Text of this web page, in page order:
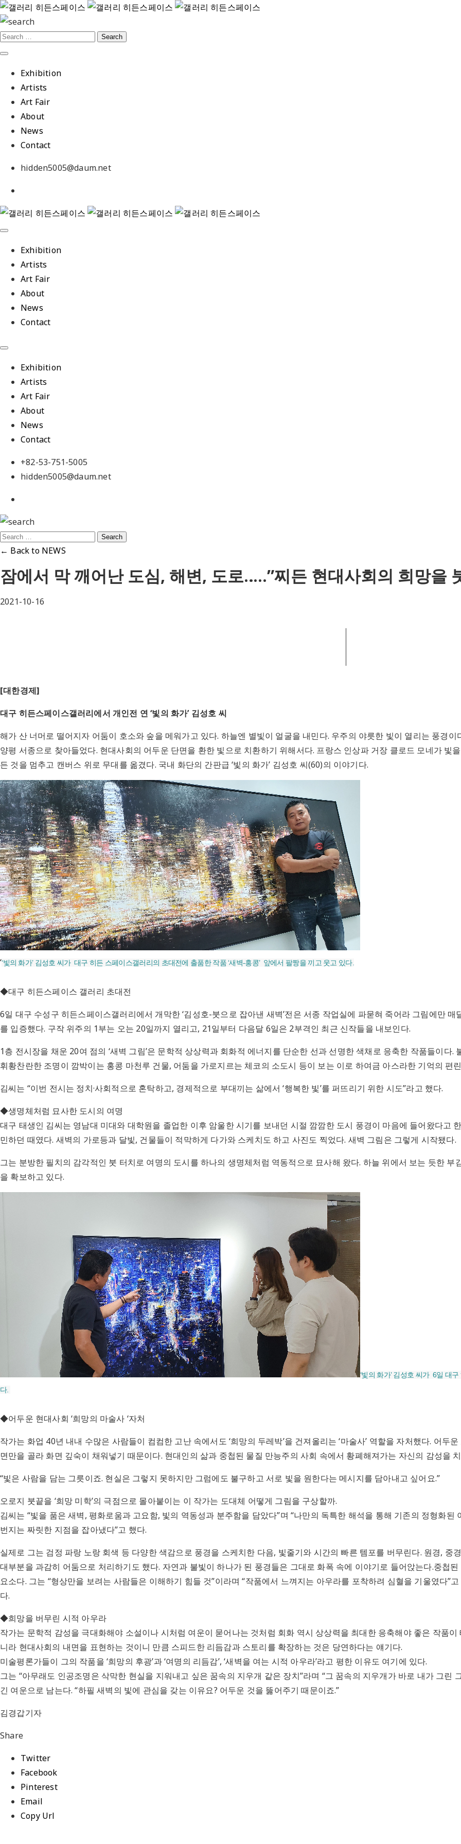
Exhibition
Artists
Art Fair
About
News
Contact
hidden5005@daum.net
Exhibition
Artists
Art Fair
About
News
Contact
Exhibition
Artists
Art Fair
About
News
Contact
+82-53-751-5005
hidden5005@daum.net
← Back to NEWS
잠에서 막 깨어난 도심, 해변, 도로…..”찌든 현대사회의 희망을
2021-10-16
[대한경제]
대구 히든스페이스갤러리에서 개인전 연 ‘빛의 화가’ 김성호 씨
해가 산 너머로 떨어지자 어둠이 호소와 숲을 메워가고 있다. 하늘엔 별빛이 얼굴을 내민다. 우주의 야릇한 빛이 열리는 풍경
양평 서종으로 찾아들었다. 현대사회의 어두운 단면을 환한 빛으로 치환하기 위해서다. 프랑스 인상파 거장 클로드 모네가 빛
든 것을 멈추고 캔버스 위로 무대를 옮겼다. 국내 화단의 간판급 ‘빛의 화가’ 김성호 씨(60)의 이야기다.
‘‘빛의 화가’ 김성호 씨가 대구 히든 스페이스갤러리의 초대전에 출품한 작품 ‘새벽-홍콩’ 앞에서 팔짱을 끼고 웃고 있다.
◆대구 히든스페이스 갤러리 초대전
6일 대구 수성구 히든스페이스갤러리에서 개막한 ‘김성호-붓으로 잡아낸 새벽’전은 서종 작업실에 파묻혀 죽어라 그림에만
를 입증했다. 구작 위주의 1부는 오는 20일까지 열리고, 21일부터 다음달 6일은 2부격인 최근 신작들을 내보인다.
1층 전시장을 채운 20여 점의 ‘새벽 그림’은 문학적 상상력과 회화적 에너지를 단순한 선과 선명한 색채로 응축한 작품들이
휘황찬란한 조명이 깜박이는 홍콩 마천루 건물, 어둠을 가로지르는 체코의 소도시 등이 보는 이로 하여금 아스라한 기억의 편
김씨는 “이번 전시는 정치·사회적으로 혼탁하고, 경제적으로 부대끼는 삶에서 ‘행복한 빛’를 퍼뜨리기 위한 시도”라고 했다.
◆생명체처럼 묘사한 도시의 여명
대구 태생인 김씨는 영남대 미대와 대학원을 졸업한 이후 암울한 시기를 보내던 시절 깜깜한 도시 풍경이 마음에 들어왔다고
민하던 때였다. 새벽의 가로등과 달빛, 건물들이 적막하게 다가와 스케치도 하고 사진도 찍었다. 새벽 그림은 그렇게 시작됐다.
그는 분방한 필치의 감각적인 붓 터치로 여명의 도시를 하나의 생명체처럼 역동적으로 묘사해 왔다. 하늘 위에서 보는 듯한
을 확보하고 있다.
‘빛의 화가’ 김성호 씨가 6일 대
다.
◆어두운 현대사회 ‘희망의 마술사 ‘자처
작가는 화업 40년 내내 수많은 사람들이 컴컴한 고난 속에서도 ‘희망의 두레박’을 건져올리는 ‘마술사’ 역할을 자처했다. 어
면만을 골라 화면 깊숙이 채워넣기 때문이다. 현대인의 삶과 중첩된 물질 만능주의 사회 속에서 황폐해져가는 자신의 감성을
“빛은 사람을 담는 그릇이죠. 현실은 그렇지 못하지만 그럼에도 불구하고 서로 빛을 원한다는 메시지를 담아내고 싶어요.”
오로지 붓끝을 ‘희망 미학’의 극점으로 몰아붙이는 이 작가는 도대체 어떻게 그림을 구상할까.
김씨는 “빛을 품은 새벽, 평화로움과 고요함, 빛의 역동성과 분주함을 담았다”며 “나만의 독특한 해석을 통해 기존의 정형화
번지는 짜릿한 지점을 잡아냈다”고 했다.
실제로 그는 검정 파랑 노랑 회색 등 다양한 색감으로 풍경을 스케치한 다음, 빛줄기와 시간의 빠른 템포를 버무린다. 원경, 중
대부분을 과감히 어둠으로 처리하기도 했다. 자연과 불빛이 하나가 된 풍경들은 그대로 화폭 속에 이야기로 들어앉는다.중첩
요소다. 그는 “형상만을 보려는 사람들은 이해하기 힘들 것”이라며 “작품에서 느껴지는 아우라를 포착하려 심혈을 기울였다”
다.
◆희망을 버무린 시적 아우라
작가는 문학적 감성을 극대화해야 소설이나 시처럼 여운이 묻어나는 것처럼 회화 역시 상상력을 최대한 응축해야 좋은 작품
니라 현대사회의 내면을 표현하는 것이니 만큼 스피드한 리듬감과 스토리를 확장하는 것은 당연하다는 얘기다.
미술평론가들이 그의 작품을 ‘희망의 후광’과 ‘여명의 리듬감’, ‘새벽을 여는 시적 아우라’라고 평한 이유도 여기에 있다.
그는 “아무래도 인공조명은 삭막한 현실을 지워내고 싶은 꿈속의 지우개 같은 장치”라며 “그 꿈속의 지우개가 바로 내가 그린
긴 여운으로 남는다. “하필 새벽의 빛에 관심을 갖는 이유요? 어두운 것을 뚫어주기 때문이죠.”
김경갑기자
Share
Twitter
Facebook
Pinterest
Email
Copy Url